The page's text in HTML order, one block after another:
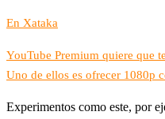
En Xataka
YouTube Premium quiere que
Uno de ellos es ofrecer 1080p
Experimentos como este, por